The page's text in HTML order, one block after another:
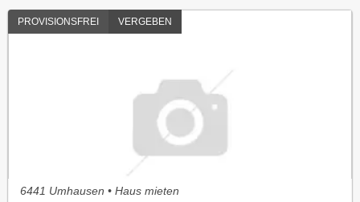
PROVISIONSFREI VERGEBEN
6441 Umhausen • Haus mieten